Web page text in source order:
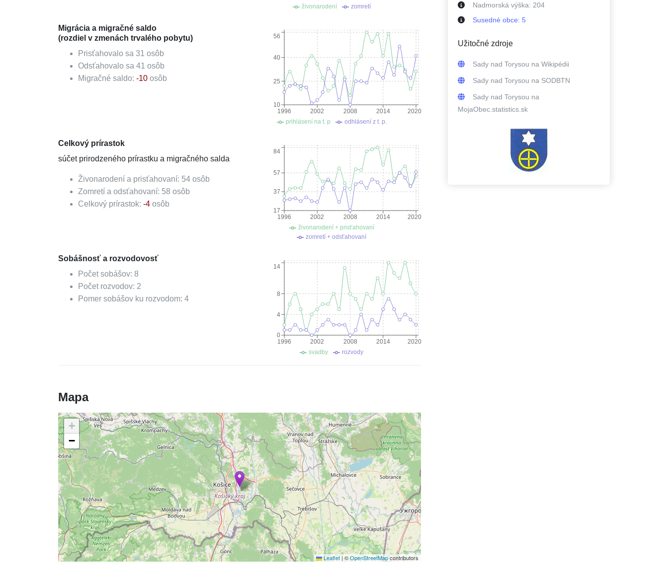
živonarodení zomretí
Migrácia a migračné saldo
(rozdiel v zmenách trvalého pobytu)
Prisťahovalo sa 31 osôb
Odsťahovalo sa 41 osôb
Migračné saldo: -10 osôb
1996 2002 2008 2014 2020
10
25
40
56
prihlásení na t. p odhlásení z t. p.
Celkový prírastok
súčet prirodzeného prírastku a migračného salda
Živonarodení a prisťahovaní: 54 osôb
Zomretí a odsťahovaní: 58 osôb
Celkový prírastok: -4 osôb
1996 2002 2008 2014 2020
17
37
57
84
živonarodení + prisťahovaní
zomretí + odsťahovaní
Sobášnosť a rozvodovosť
Počet sobášov: 8
Počet rozvodov: 2
Pomer sobášov ku rozvodom: 4
1996 2002 2008 2014 2020
0
4
8
14
svadby rozvody
Mapa
+
−
Leaflet |©OpenStreetMapcontributors
Nadmorská výška: 204
Susedné obce: 5
Užitočné zdroje
Sady nad Torysou na Wikipédii
Sady nad Torysou na SODBTN
Sady nad Torysou na
MojaObec.statistics.sk